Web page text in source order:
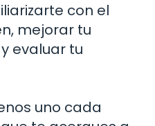
con el
mejorar tu
evaluar tu
uno cada